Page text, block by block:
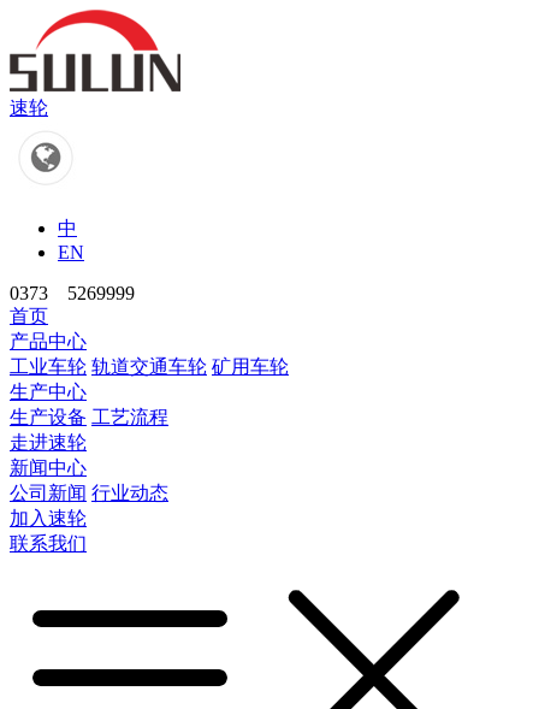
速轮
中
EN
0373
5269999
首页
产品中心
工业车轮 轨道交通车轮 矿用车轮
生产中心
生产设备 工艺流程
走进速轮
新闻中心
公司新闻 行业动态
加入速轮
联系我们